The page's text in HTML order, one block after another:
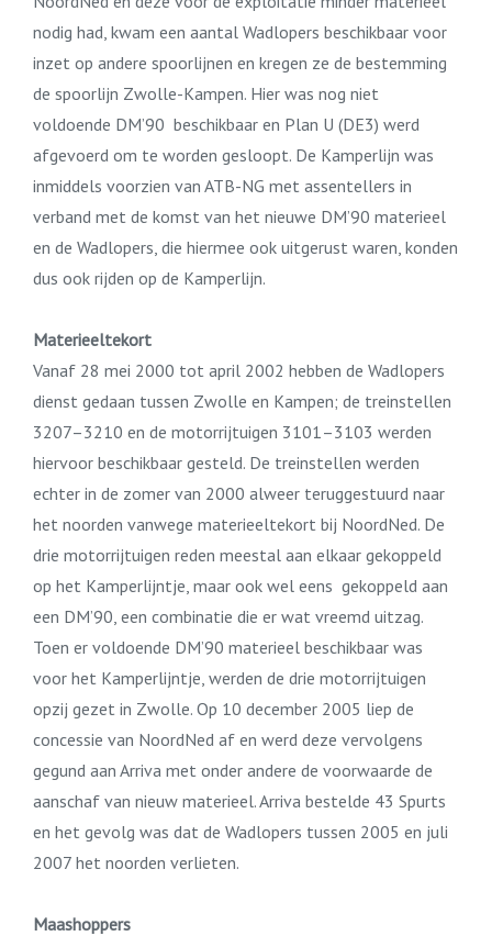
nodig had, kwam een aantal Wadlopers beschikbaar voor
inzet op andere spoorlijnen en kregen ze de bestemming
de spoorlijn Zwolle-Kampen. Hier was nog niet
voldoende DM’90 beschikbaar en Plan U (DE3) werd
afgevoerd om te worden gesloopt. De Kamperlijn was
inmiddels voorzien van ATB-NG met assentellers in
verband met de komst van het nieuwe DM’90 materieel
en de Wadlopers, die hiermee ook uitgerust waren, konden
dus ook rijden op de Kamperlijn.
Materieeltekort
Vanaf 28 mei 2000 tot april 2002 hebben de Wadlopers
dienst gedaan tussen Zwolle en Kampen; de treinstellen
3207–3210 en de motorrijtuigen 3101–3103 werden
hiervoor beschikbaar gesteld. De treinstellen werden
echter in de zomer van 2000 alweer teruggestuurd naar
het noorden vanwege materieeltekort bij NoordNed. De
drie motorrijtuigen reden meestal aan elkaar gekoppeld
op het Kamperlijntje, maar ook wel eens gekoppeld aan
een DM’90, een combinatie die er wat vreemd uitzag.
Toen er voldoende DM’90 materieel beschikbaar was
voor het Kamperlijntje, werden de drie motorrijtuigen
opzij gezet in Zwolle. Op 10 december 2005 liep de
concessie van NoordNed af en werd deze vervolgens
gegund aan Arriva met onder andere de voorwaarde de
aanschaf van nieuw materieel. Arriva bestelde 43 Spurts
en het gevolg was dat de Wadlopers tussen 2005 en juli
2007 het noorden verlieten.
Maashoppers